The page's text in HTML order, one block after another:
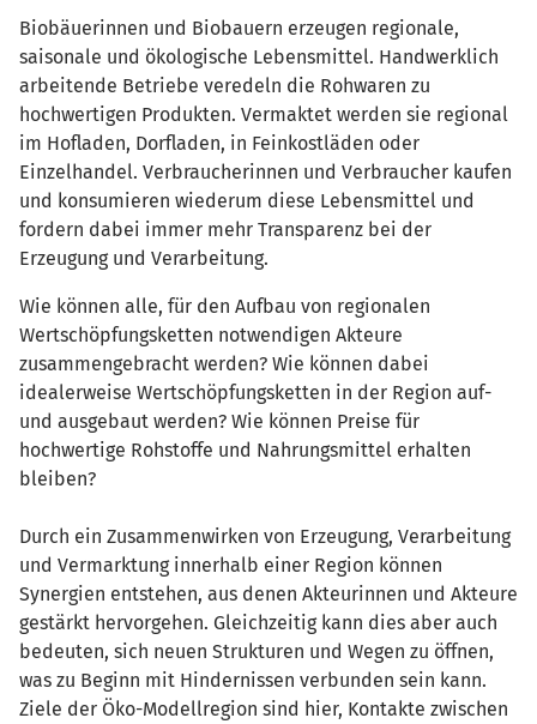
Biobäuerinnen und Biobauern erzeugen regionale,
saisonale und ökologische Lebensmittel. Handwerklich
arbeitende Betriebe veredeln die Rohwaren zu
hochwertigen Produkten. Vermaktet werden sie regional
im Hofladen, Dorfladen, in Feinkostläden oder
Einzelhandel. Verbraucherinnen und Verbraucher kaufen
und konsumieren wiederum diese Lebensmittel und
fordern dabei immer mehr Transparenz bei der
Erzeugung und Verarbeitung.
Wie können alle, für den Aufbau von regionalen
Wertschöpfungsketten notwendigen Akteure
zusammengebracht werden? Wie können dabei
idealerweise Wertschöpfungsketten in der Region auf-
und ausgebaut werden? Wie können Preise für
hochwertige Rohstoffe und Nahrungsmittel erhalten
bleiben?
Durch ein Zusammenwirken von Erzeugung, Verarbeitung
und Vermarktung innerhalb einer Region können
Synergien entstehen, aus denen Akteurinnen und Akteure
gestärkt hervorgehen. Gleichzeitig kann dies aber auch
bedeuten, sich neuen Strukturen und Wegen zu öffnen,
was zu Beginn mit Hindernissen verbunden sein kann.
Ziele der Öko-Modellregion sind hier, Kontakte zwischen